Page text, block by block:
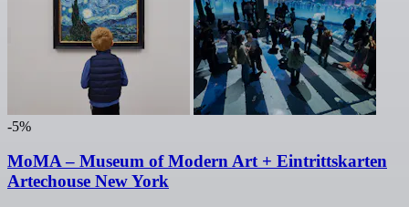
-5%
MoMA – Museum of Modern Art + Eintrittskarten
Artechouse New York